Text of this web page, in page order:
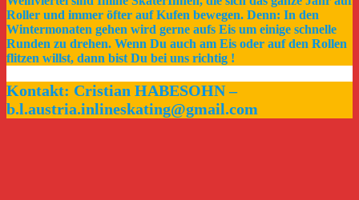
Roller und immer öfter auf Kufen bewegen. Denn: In den
Wintermonaten gehen wird gerne aufs Eis um einige schnelle
Runden zu drehen. Wenn Du auch am Eis oder auf den Rollen
flitzen willst, dann bist Du bei uns richtig !
Kontakt: Cristian HABESOHN –
b.l.austria.inlineskating@gmail.com